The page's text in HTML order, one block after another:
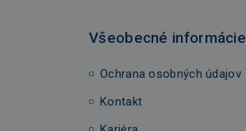
Všeobecné informácie
Ochrana osobných údajov
Kontakt